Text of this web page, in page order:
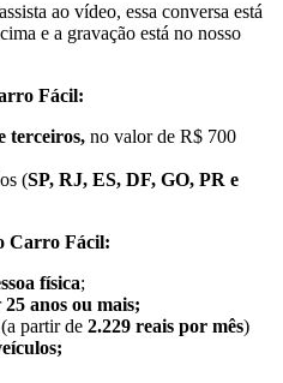
ao vídeo, essa conversa está
e a gravação está no nosso
Fácil:
terceiros, no valor de R$ 700
(SP, RJ, ES, DF, GO, PR e
Carro Fácil:
física;
25 anos ou mais;
partir de 2.229 reais por mês)